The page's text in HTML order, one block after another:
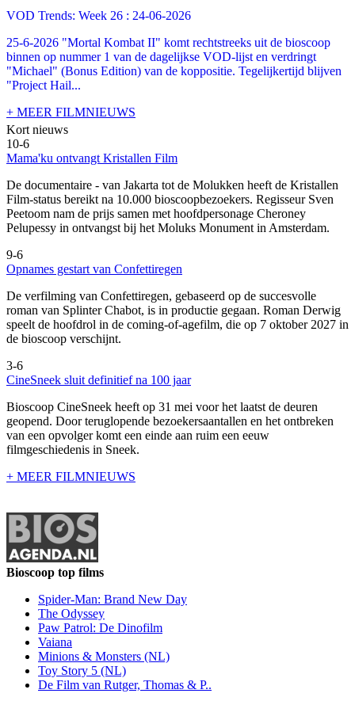
VOD Trends: Week 26 : 24-06-2026
25-6-2026 "Mortal Kombat II" komt rechtstreeks uit de bioscoop
binnen op nummer 1 van de dagelijkse VOD-lijst en verdringt
"Michael" (Bonus Edition) van de koppositie. Tegelijkertijd blijven
"Project Hail...
+ MEER FILMNIEUWS
Kort nieuws
10-6
Mama'ku ontvangt Kristallen Film
De documentaire - van Jakarta tot de Molukken heeft de Kristallen
Film-status bereikt na 10.000 bioscoopbezoekers. Regisseur Sven
Peetoom nam de prijs samen met hoofdpersonage Cheroney
Pelupessy in ontvangst bij het Moluks Monument in Amsterdam.
9-6
Opnames gestart van Confettiregen
De verfilming van Confettiregen, gebaseerd op de succesvolle
roman van Splinter Chabot, is in productie gegaan. Roman Derwig
speelt de hoofdrol in de coming-of-agefilm, die op 7 oktober 2027 in
de bioscoop verschijnt.
3-6
CineSneek sluit definitief na 100 jaar
Bioscoop CineSneek heeft op 31 mei voor het laatst de deuren
geopend. Door teruglopende bezoekersaantallen en het ontbreken
van een opvolger komt een einde aan ruim een eeuw
filmgeschiedenis in Sneek.
+ MEER FILMNIEUWS
Bioscoop top films
Spider-Man: Brand New Day
The Odyssey
Paw Patrol: De Dinofilm
Vaiana
Minions & Monsters (NL)
Toy Story 5 (NL)
De Film van Rutger, Thomas & P..